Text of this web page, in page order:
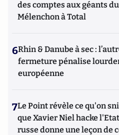
des comptes aux géants
Mélenchon à Total
6Rhin & Danube à sec :
fermeture pénalise
européenne
7Le Point révèle ce qu'on
que Xavier Niel hacke
russe donne une leçon de